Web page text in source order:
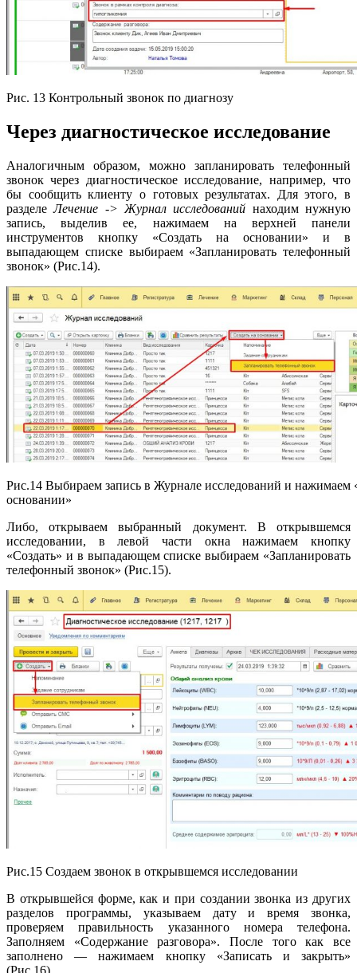
Рис. 13 Контрольный звонок по диагнозу
Через диагностическое исследование
Аналогичным образом, можно запланировать телефонный
звонок через диагностическое исследование, например, что
бы сообщить клиенту о готовых результатах. Для этого, в
разделеЛечение -> Журнал исследований находим нужную
запись, выделив ее, нажимаем на верхней панели
инструментов кнопку «Создать на основании» и в
выпадающем списке выбираем «Запланировать телефонный
звонок» (Рис.14).
Рис.14 Выбираем запись в Журнале исследований и нажимаем
основании»
Либо, открываем выбранный документ. В открывшемся
исследовании, в левой части окна нажимаем кнопку
«Создать» и в выпадающем списке выбираем «Запланировать
телефонный звонок» (Рис.15).
Рис.15 Создаем звонок в открывшемся исследовании
В открывшейся форме, как и при создании звонка из других
разделов программы, указываем дату и время звонка,
проверяем правильность указанного номера телефона.
Заполняем «Содержание разговора». После того как все
заполнено — нажимаем кнопку «Записать и закрыть»
(Рис.16).